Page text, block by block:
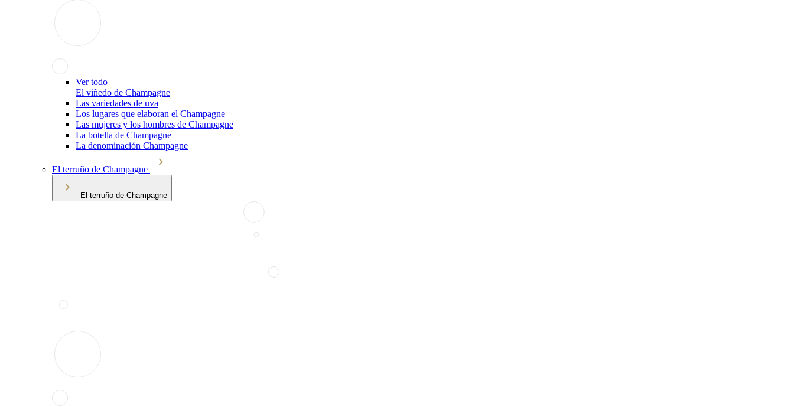
Ver todo
El viñedo de Champagne
Las variedades de uva
Los lugares que elaboran el Champagne
Las mujeres y los hombres de Champagne
La botella de Champagne
La denominación Champagne
El terruño de Champagne
El terruño de Champagne